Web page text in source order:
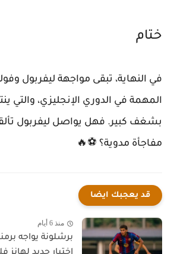
ختام
في النهاية، تبقى مواجهة ليفربول
المهمة في الدوري الإنجليزي، والتي
بشغف كبير. فهل يواصل ليفربول
مفاجأة مدوية؟ ⚽🔥
قد يعجبك ايضا
منذ 6 أيام
برشلونة يواجه